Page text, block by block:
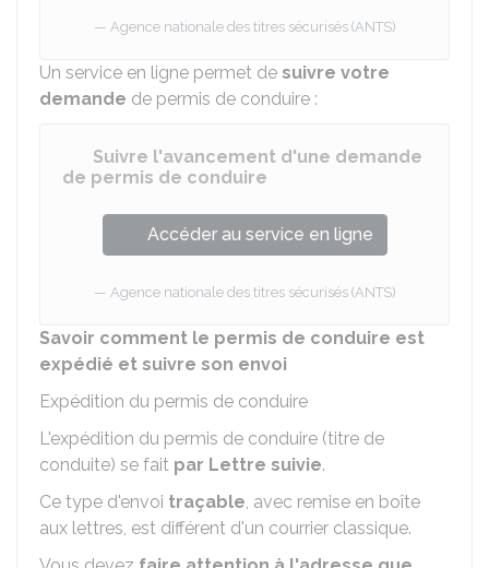
Agence nationale des titres sécurisés (ANTS)
Un service en ligne permet de suivre votre
demande de permis de conduire :
Suivre l'avancement d'une demande
de permis de conduire
Accéder au service en ligne
Agence nationale des titres sécurisés (ANTS)
Savoir comment le permis de conduire est
expédié et suivre son envoi
Expédition du permis de conduire
L'expédition du permis de conduire (titre de
conduite) se fait par Lettre suivie.
Ce type d'envoi traçable, avec remise en boîte
aux lettres, est différent d'un courrier classique.